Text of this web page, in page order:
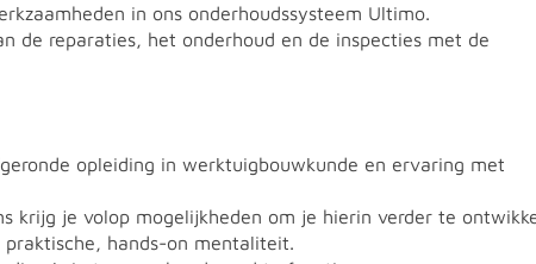
in ons onderhoudssysteem Ultimo.
de reparaties, het onderhoud en de inspecties met de
opleiding in werktuigbouwkunde en ervaring met
je volop mogelijkheden om je hierin verder te
praktische, hands-on mentaliteit.